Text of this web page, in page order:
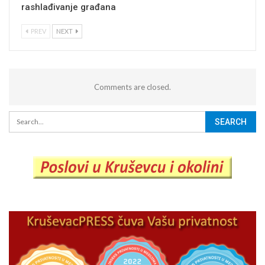
rashlađivanje građana
PREV NEXT
Comments are closed.